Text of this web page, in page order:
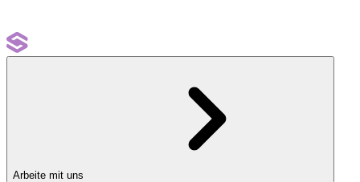
Arbeite mit uns